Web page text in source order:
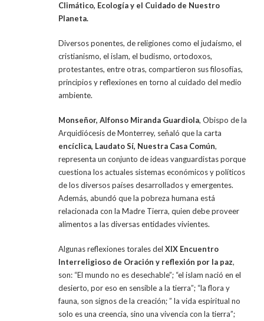
Climático, Ecología y el Cuidado de Nuestro
Planeta.
Diversos ponentes, de religiones como el judaísmo, el
cristianismo, el islam, el budismo, ortodoxos,
protestantes, entre otras, compartieron sus filosofías,
principios y reflexiones en torno al cuidado del medio
ambiente.
Monseñor, Alfonso Miranda Guardiola, Obispo de la
Arquidiócesis de Monterrey, señaló que la carta
encíclica, Laudato Sí, Nuestra Casa Común,
representa un conjunto de ideas vanguardistas porque
cuestiona los actuales sistemas económicos y políticos
de los diversos países desarrollados y emergentes.
Además, abundó que la pobreza humana está
relacionada con la Madre Tierra, quien debe proveer
alimentos a las diversas entidades vivientes.
Algunas reflexiones torales del XIX Encuentro
Interreligioso de Oración y reflexión por la paz,
son: “El mundo no es desechable”; “el islam nació en el
desierto, por eso en sensible a la tierra”; “la flora y
fauna, son signos de la creación; ” la vida espiritual no
solo es una creencia, sino una vivencia con la tierra”;